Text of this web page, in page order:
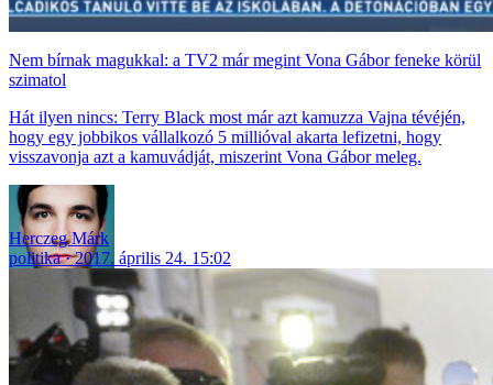
Nem bírnak magukkal: a TV2 már megint Vona Gábor feneke körül
szimatol
Hát ilyen nincs: Terry Black most már azt kamuzza Vajna tévéjén,
hogy egy jobbikos vállalkozó 5 millióval akarta lefizetni, hogy
visszavonja azt a kamuvádját, miszerint Vona Gábor meleg.
Herczeg Márk
politika
2017. április 24. 15:02